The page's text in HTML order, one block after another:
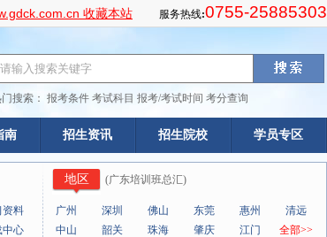
收藏本站 服务热线:0755-25885303
搜索： 报考条件 考试科目 报考/考试时间 考分查询
南 招生资讯 招生院校 学员专区
资料
中心
地区 (广东培训班总汇)
广州 深圳 佛山 东莞 惠州
清远
中山
韶关 珠海 肇庆 江门 全部>>